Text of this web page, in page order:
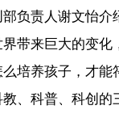
负责人谢文怡介
带来巨大的变化
培养孩子，才能
、科普、科创的